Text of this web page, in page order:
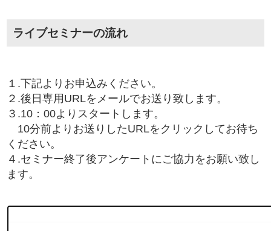
ライブセミナーの流れ
１.下記よりお申込みください。
２.後日専用URLをメールでお送り致します。
３.10：00よりスタートします。
10分前よりお送りしたURLをクリックしてお待ち
ください。
４.セミナー終了後アンケートにご協力をお願い致し
ます。